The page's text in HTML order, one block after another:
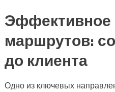
Эффективное
маршрутов:
до клиента
Одно из ключевых